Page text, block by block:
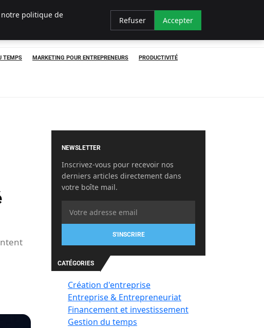
TEMPS MARKETING POUR ENTREPRENEURS PRODUCTIVITÉ
NEWSLETTER
Inscrivez-vous pour recevoir nos
derniers articles directement dans
votre boîte mail.
S'INSCRIRE
CATÉGORIES
Création d'entreprise
Entreprise & Entrepreneuriat
Financement et investissement
Gestion du temps
notre politique de
Refuser Accepter